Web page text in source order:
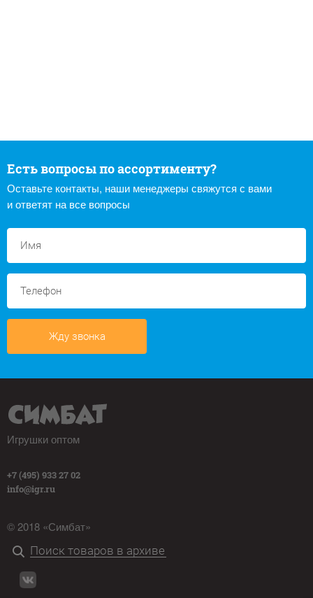
Есть вопросы по ассортименту?
Оставьте контакты, наши менеджеры свяжутся с вами
и ответят на все вопросы
Жду звонка
Игрушки оптом
+7 (495) 933 27 02
info@igr.ru
© 2018 «Симбат»